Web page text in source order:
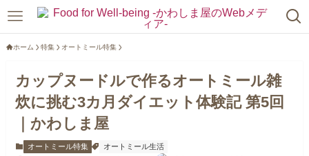
ホーム 特集 オートミール特集
カップヌードルで作るオートミール雑
炊に挑む3カ月ダイエット体験記 第5回
｜かわしま屋
オートミール特集 オートミール生活